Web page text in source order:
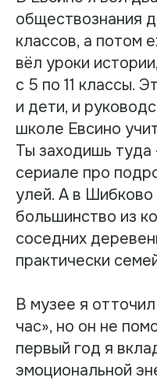
обществознания
классов, а потом
вёл уроки
с 5 по 11 классы.
и дети, и
школе Евсино
Ты заходишь туда
сериале про
улей. А в Шибково
большинство из
соседних
практически
В музее я
час», но он не
первый год я
эмоциональной